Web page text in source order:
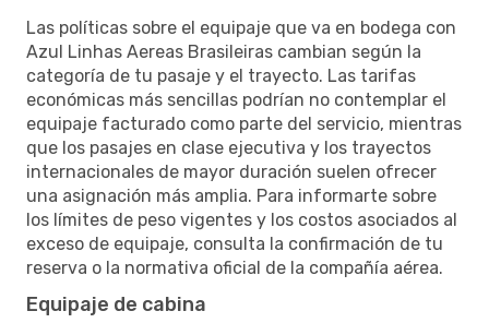
Las políticas sobre el equipaje que va en bodega con
Azul Linhas Aereas Brasileiras cambian según la
categoría de tu pasaje y el trayecto. Las tarifas
económicas más sencillas podrían no contemplar el
equipaje facturado como parte del servicio, mientras
que los pasajes en clase ejecutiva y los trayectos
internacionales de mayor duración suelen ofrecer
una asignación más amplia. Para informarte sobre
los límites de peso vigentes y los costos asociados al
exceso de equipaje, consulta la confirmación de tu
reserva o la normativa oficial de la compañía aérea.
Equipaje de cabina